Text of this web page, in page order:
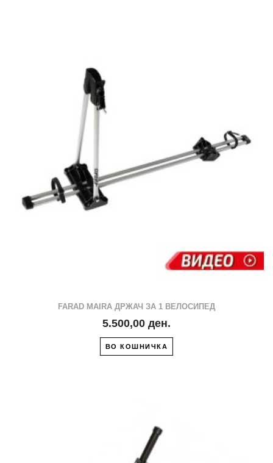
FARAD MAIRA ДРЖАЧ ЗА 1 ВЕЛОСИПЕД
5.500,00 ден.
ВО КОШНИЧКА